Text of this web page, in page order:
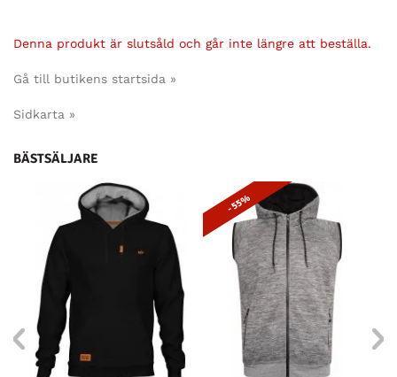
Denna produkt är slutsåld och går inte längre att beställa.
Gå till butikens startsida »
Sidkarta »
BÄSTSÄLJARE
- 55%